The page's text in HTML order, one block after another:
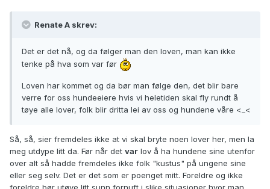
Renate A skrev:
Det er det nå, og da følger man den loven, man kan ikke
tenke på hva som var før
Loven har kommet og da bør man følge den, det blir bare
verre for oss hundeeiere hvis vi heletiden skal fly rundt å
tøye alle lover, folk blir dritta lei av oss og hundene våre <_<
Så, så, sier fremdeles ikke at vi skal bryte noen lover her, men la
meg utdype litt da. Før når det var lov å ha hundene sine utenfor
over alt så hadde fremdeles ikke folk "kustus" på ungene sine
eller seg selv. Det er det som er poenget mitt. Foreldre og ikke